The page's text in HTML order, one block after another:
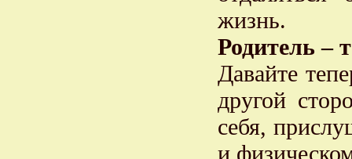
жизнь.
Родитель –
Давайте
другой
себя,
и